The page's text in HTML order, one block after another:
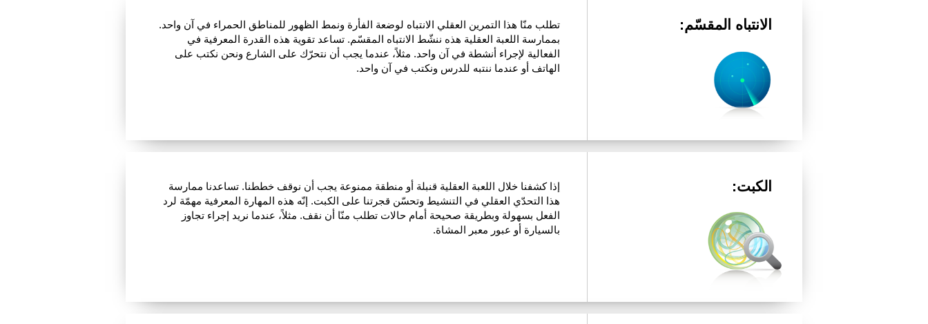
الانتباه المقسّم:
تطلب منّا هذا التمرين العقلي الانتباه لوضعة الفأرة ونمط الظهور للمناطق الحمراء في آن واحد.
بممارسة اللعبة العقلية هذه ننشّط الانتباه المقسّم. تساعد تقوية هذه القدرة المعرفية في
الفعالية لإجراء أنشطة في آن واحد. مثلاً، عندما يجب أن نتحرّك على الشارع ونحن نكتب على
الهاتف أو عندما ننتبه للدرس ونكتب في آن واحد.
الكبت:
إذا كشفنا خلال اللعبة العقلية قنبلة أو منطقة ممنوعة يجب أن نوقف خططنا. تساعدنا ممارسة
هذا التحدّي العقلي في التنشيط وتحسّن قجرتنا على الكبت. إنّه هذه المهارة المعرفية مهمّة لرد
الفعل بسهولة وبطريقة صحيحة أمام حالات تطلب منّا أن نقف. مثلاً، عندما نريد إجراء تجاوز
بالسيارة أو عبور معبر المشاة.